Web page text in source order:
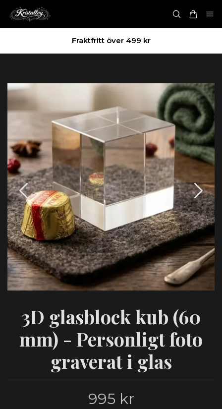
Fraktfritt över 499 kr
3D glasblock kub (60
mm) - Personligt foto
graverat i glas
995 kr